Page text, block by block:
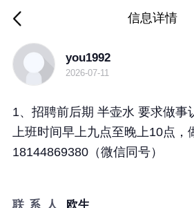
信息详情
广东 广州
you1992
2026-07-11
1、招聘前后期 半壶水 要求做事
上班时间早上九点至晚上10点，
18144869380（微信同号）
联 系 人
欧生